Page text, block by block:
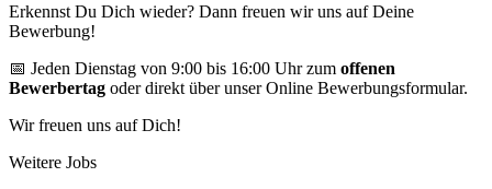
Erkennst Du Dich wieder? Dann freuen wir uns auf Deine
Bewerbung!
📅 Jeden Dienstag von 9:00 bis 16:00 Uhr zum offenen
Bewerbertag oder direkt über unser Online Bewerbungsformular.
Wir freuen uns auf Dich!
Weitere Jobs